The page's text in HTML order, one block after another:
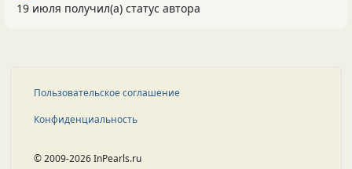
19 июля получил(а) статус автора
Пользовательское соглашение
Конфиденциальность
© 2009-2026 InPearls.ru